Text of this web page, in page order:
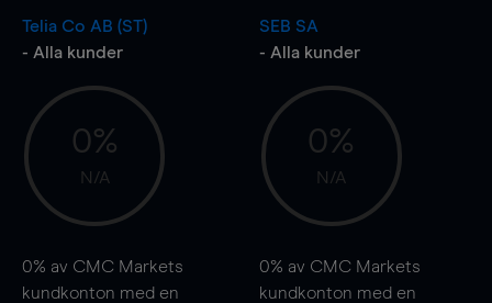
Telia Co AB (ST)
- Alla kunder
0%
N/A
0% av CMC Markets
kundkonton med en
SEB SA
- Alla kunder
0%
N/A
0% av CMC Markets
kundkonton med en